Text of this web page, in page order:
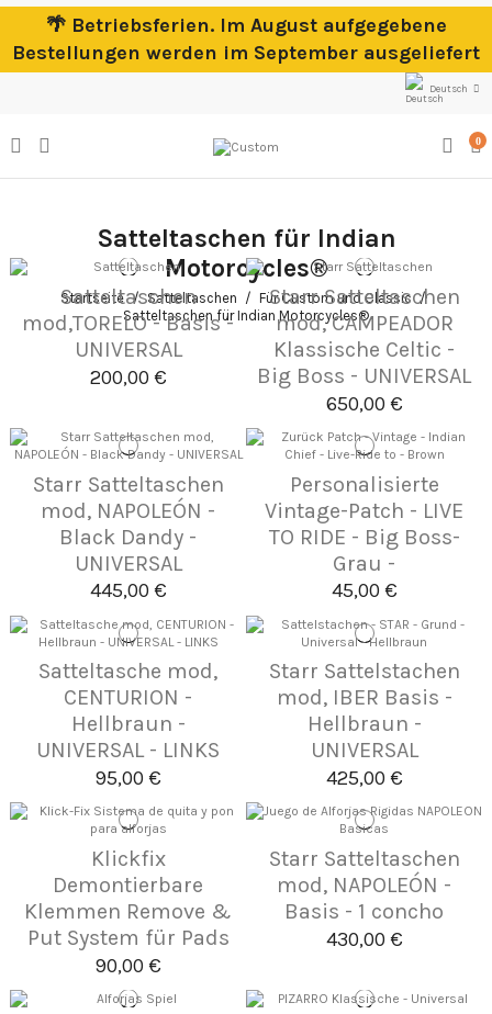
🌴 Betriebsferien. Im August aufgegebene
Bestellungen werden im September ausgeliefert
Deutsch
0
Satteltaschen für Indian
Motorcycles®
Startseite Satteltaschen
Für Custom und Classic
Satteltaschen für Indian Motorcycles®
Satteltaschen
mod,TORELO - Basis -
UNIVERSAL
200,00 €
Starr Satteltaschen
mod, CAMPEADOR
Klassische Celtic -
Big Boss - UNIVERSAL
650,00 €
Starr Satteltaschen
mod, NAPOLEÓN -
Black Dandy -
UNIVERSAL
445,00 €
Personalisierte
Vintage-Patch - LIVE
TO RIDE - Big Boss-
Grau -
45,00 €
Satteltasche mod,
CENTURION -
Hellbraun -
UNIVERSAL - LINKS
95,00 €
Starr Sattelstachen
mod, IBER Basis -
Hellbraun -
UNIVERSAL
425,00 €
Klickfix
Demontierbare
Klemmen Remove &
Put System für Pads
90,00 €
Starr Satteltaschen
mod, NAPOLEÓN -
Basis - 1 concho
430,00 €